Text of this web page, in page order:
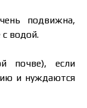
подвижна,
водой.
почве), если
и нуждаются